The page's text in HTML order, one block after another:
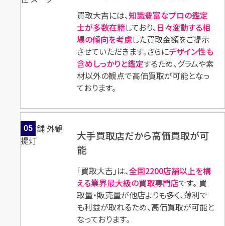
リング D5.109ct R2.169ct
買取参考価格 4,401,100円
ダイヤモンドリング（指
店舗買取
D5.010ct MD0.450ct
買取参考価格 2,511,300
ダイヤモンドリング（指
輪）
買取大吉には、知識豊富なプロの鑑定
士が多数在籍しており、日々変動する相
場の傾向を考慮した買取金額をご提示
させていただきます。さらにデザイン性も
含めしっかりと鑑定するため、グラムや素
材以外の観点で高価買取が可能となっ
ております。
05
大手買取店だから高価買取が可
能
「買取大吉」は、全国2200店舗以上を構
える業界最大級の買取専門店です。 買
取量・販売量が他店よりも多く、薄利で
も利益が取れるため、高価買取が可能と
なっております。